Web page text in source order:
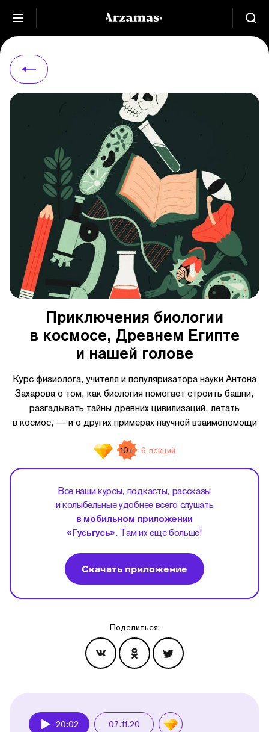
Приключения биологии
в космосе, Древнем Египте
и нашей голове
Курс физиолога, учителя и популяризатора науки Антона
Захарова о том, как биология помогает строить башни,
разгадывать тайны древних цивилизаций, летать
в космос, — и о других примерах научной взаимопомощи
10+ 6 лекций
Все наши курсы, подкасты, рассказы
и колыбельные удобнее всего слушать
в мобильном приложении
«Гусьгусь». Там их еще больше!
Скачать приложение
Поделиться:
20:02 07.11.20